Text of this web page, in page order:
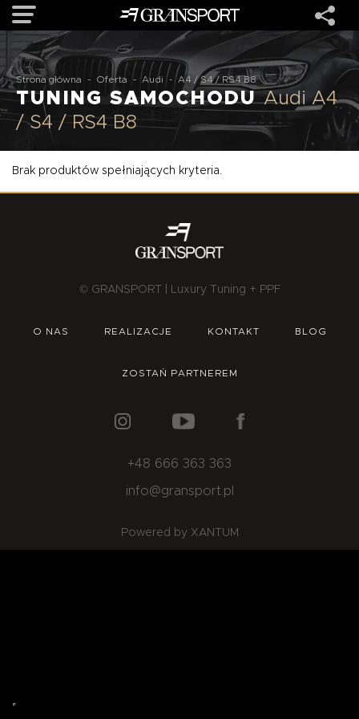
OFERTA
MARKI
REALIZACJE
O NAS
Strona główna - Oferta - Audi - A4 / S4 / RS4 B8
TUNING SAMOCHODUAudi A4
/ S4 / RS4 B8
Brak produktów spełniających kryteria.
© GRANSPORT | Luxury Tuning + PPF
O NAS REALIZACJE KONTAKT BLOG
ZOSTAŃ PARTNEREM
+48 666 363 363
info@gransport.pl
Powered by XANTUM